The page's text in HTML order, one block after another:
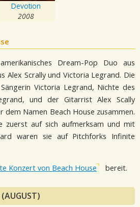
Devotion
2008
Dream-Pop Duo aus
Alex Scrally und Victoria Legrand. Die
Victoria Legrand, Nichte des
und der Gitarrist Alex Scally
dem Namen Beach House zusammen.
zuerst auf sich aufmerksam und mit
waren sie auf Pitchforks Infinite
Konzert von Beach House bereit.
(AUGUST)